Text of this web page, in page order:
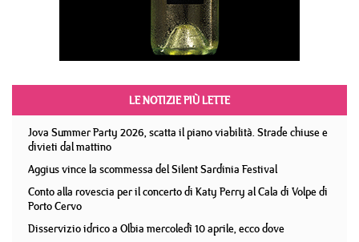
LE NOTIZIE PIÙ LETTE
Jova Summer Party 2026, scatta il piano viabilità. Strade chiuse e
divieti dal mattino
Aggius vince la scommessa del Silent Sardinia Festival
Conto alla rovescia per il concerto di Katy Perry al Cala di Volpe di
Porto Cervo
Disservizio idrico a Olbia mercoledì 10 aprile, ecco dove